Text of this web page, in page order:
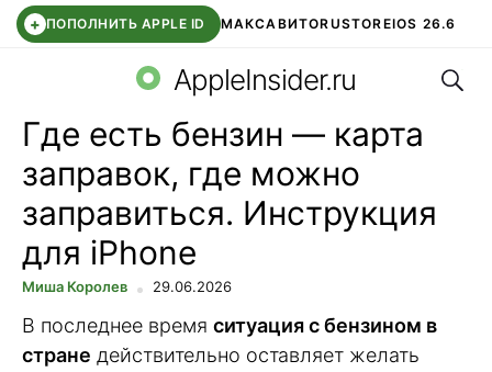
+ ПОПОЛНИТЬ APPLE ID МАКСАВИТОRUSTOREIOS 26.6
СБЕР КИДС ВТБ ОНЛАЙН ЧАТ В ROBLOX
AppleInsider.ru
Где есть бензин — карта
заправок, где можно
заправиться. Инструкция
для iPhone
Миша Королев 29.06.2026
В последнее время ситуация с бензином в
стране действительно оставляет желать